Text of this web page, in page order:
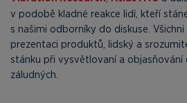
v podobě kladné reakce lidí, kteří
s našimi odborníky do diskuse.
prezentaci produktů, lidský a
stánku při vysvětlovaní a objasňování
záludných.